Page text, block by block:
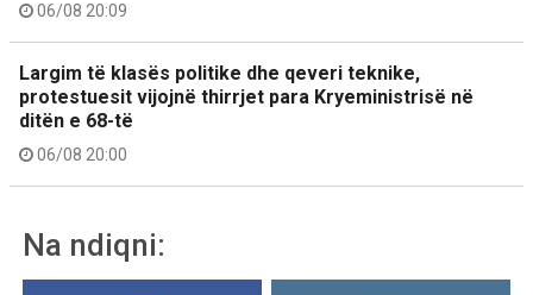
06/08 20:09
Largim të klasës politike dhe qeveri teknike,
protestuesit vijojnë thirrjet para Kryeministrisë në
ditën e 68-të
06/08 20:00
Na ndiqni: